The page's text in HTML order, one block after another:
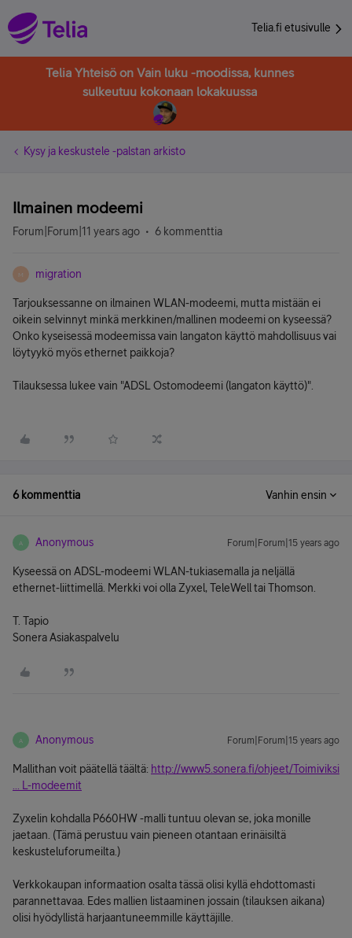
Telia.fi etusivulle
Telia Yhteisö on Vain luku -moodissa, kunnes
sulkeutuu kokonaan lokakuussa
Kysy ja keskustele -palstan arkisto
Ilmainen modeemi
Forum|Forum|11 years ago 6 kommenttia
M migration
Tarjouksessanne on ilmainen WLAN-modeemi, mutta mistään ei
oikein selvinnyt minkä merkkinen/mallinen modeemi on kyseessä?
Onko kyseisessä modeemissa vain langaton käyttö mahdollisuus vai
löytyykö myös ethernet paikkoja?
Tilauksessa lukee vain "ADSL Ostomodeemi (langaton käyttö)".
6 kommenttia Vanhin ensin
A Anonymous Forum|Forum|15 years ago
Kyseessä on ADSL-modeemi WLAN-tukiasemalla ja neljällä
ethernet-liittimellä. Merkki voi olla Zyxel, TeleWell tai Thomson.
T. Tapio
Sonera Asiakaspalvelu
A Anonymous Forum|Forum|15 years ago
Mallithan voit päätellä täältä: http://www5.sonera.fi/ohjeet/Toimiviksi
... L-modeemit
Zyxelin kohdalla P660HW -malli tuntuu olevan se, joka monille
jaetaan. (Tämä perustuu vain pieneen otantaan erinäisiltä
keskusteluforumeilta.)
Verkkokaupan informaation osalta tässä olisi kyllä ehdottomasti
parannettavaa. Edes mallien listaaminen jossain (tilauksen aikana)
olisi hyödyllistä harjaantuneemmille käyttäjille.